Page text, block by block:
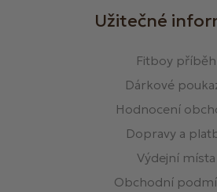
Užitečné
Fitboy příběh
Dárkové
Hodnocení
Dopravy a
Výdejní místa
Obchodní